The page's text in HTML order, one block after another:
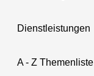
Dienstleistungen
A - Z Themenliste